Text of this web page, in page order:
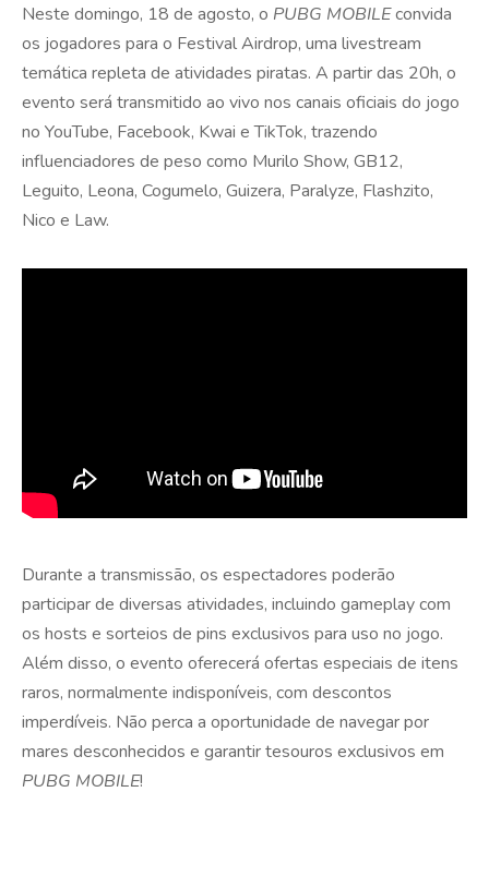
Neste domingo, 18 de agosto, o PUBG MOBILEconvida
os jogadores para o Festival Airdrop, uma livestream
temática repleta de atividades piratas. A partir das 20h, o
evento será transmitido ao vivo nos canais oficiais do jogo
no YouTube, Facebook, Kwai e TikTok, trazendo
influenciadores de peso como Murilo Show, GB12,
Leguito, Leona, Cogumelo, Guizera, Paralyze, Flashzito,
Nico e Law.
Durante a transmissão, os espectadores poderão
participar de diversas atividades, incluindo gameplay com
os hosts e sorteios de pins exclusivos para uso no jogo.
Além disso, o evento oferecerá ofertas especiais de itens
raros, normalmente indisponíveis, com descontos
imperdíveis. Não perca a oportunidade de navegar por
mares desconhecidos e garantir tesouros exclusivos em
PUBG MOBILE!